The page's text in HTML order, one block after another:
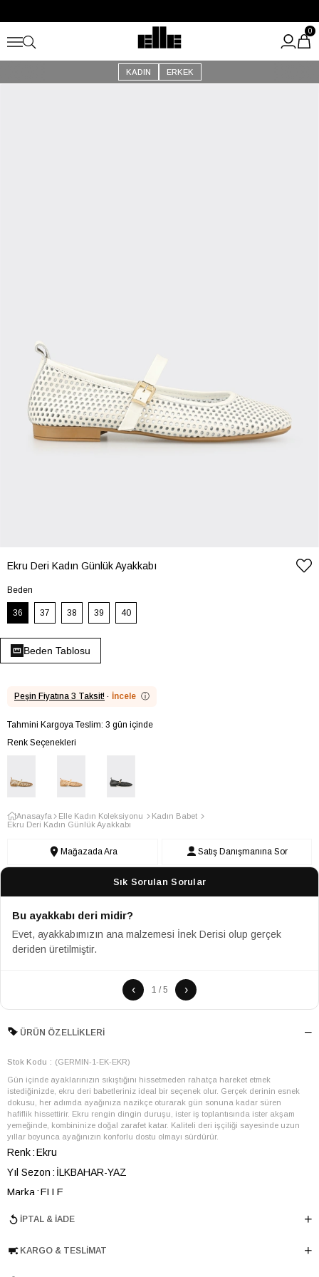
Kargo Ücretsiz!
KADIN ERKEK
0
Ekru Deri Kadın Günlük Ayakkabı
Beden
36 37 38 39 40
Beden Tablosu
Peşin Fiyatına 3 Taksit! · İncele ⓘ
Tahmini Kargoya Teslim: 3 gün içinde
Renk Seçenekleri
Anasayfa Elle Kadın Koleksiyonu
Kadın Babet
Ekru Deri Kadın Günlük Ayakkabı
Mağazada Ara Satış Danışmanına Sor
Sık Sorulan Sorular
Bu ayakkabı deri midir?
Evet, ayakkabımızın ana malzemesi İnek Derisi olup gerçek
deriden üretilmiştir.
‹ 1 / 5 ›
ÜRÜN ÖZELLIKLERI
Stok Kodu (GERMIN-1-EK-EKR)
Gün içinde ayaklarınızın sıkıştığını hissetmeden rahatça hareket etmek
istediğinizde, ekru deri babetleriniz ideal bir seçenek olur. Gerçek derinin esnek
dokusu, her adımda ayağınıza nazikçe oturarak gün sonuna kadar süren
hafiflik hissettirir. Ekru rengin dingin duruşu, ister iş toplantısında ister akşam
yemeğinde, kombininize doğal zarafet katar. Kaliteli deri işçiliği sayesinde uzun
yıllar boyunca ayağınızın konforlu dostu olmayı sürdürür.
Renk Ekru
Yıl Sezon
İLKBAHAR-YAZ
Marka ELLE
Cinsiyet
KADIN
Astar Malzemesi Astarsız
İPTAL & İADE
KARGO & TESLIMAT